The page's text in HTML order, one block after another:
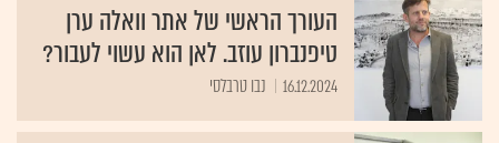
העורך הראשי של אתר וואלה ערן
טיפנברון עוזב. לאן הוא עשוי לעבור?
16.12.2024 נבו טרבלסי